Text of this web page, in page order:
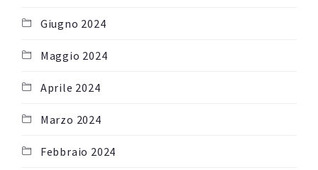
Giugno 2024
Maggio 2024
Aprile 2024
Marzo 2024
Febbraio 2024